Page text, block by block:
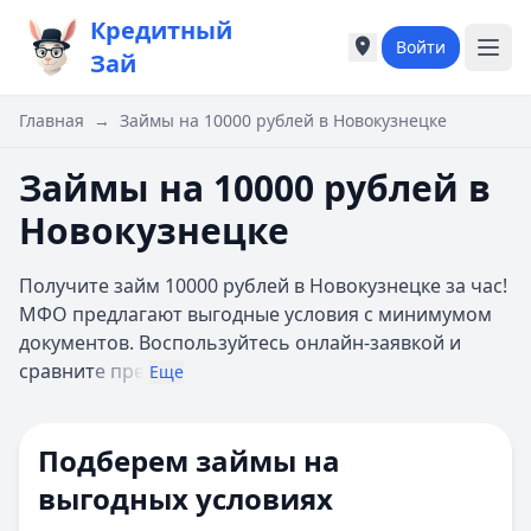
Кредитный
Зай
Города России
Москва
Екатеринбург
Казань
Б
Барнаул
Белгород
Города России
Москва
Екатеринбург
Казань
Б
Барнаул
Белгород
Войти
Главная → Займы на 10000 рублей в Новокузнецке
Займы на 10000 рублей в
Новокузнецке
Получите займ 10000 рублей в Новокузнецке за час!
МФО предлагают выгодные условия с минимумом
документов. Воспользуйтесь онлайн-заявкой и
сравните пре Еще
Подберем займы на
выгодных условиях